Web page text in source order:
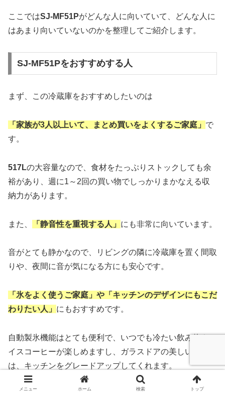
ここではSJ-MF51Pがどんな人に向いていて、どんな人に
はあまり向いていないのかを整理してご紹介します。
SJ-MF51Pをおすすめする人
まず、この冷蔵庫をおすすめしたいのは
「家族が3人以上いて、まとめ買いをよくするご家庭」 で
す。
517Lの大容量なので、食材をたっぷりストックしても余
裕があり、週に1～2回の買い物でしっかりまかなえる収
納力があります。
また、 「静音性を重視する人」 にも非常に向いています。
音がとても静かなので、リビングの隣に冷蔵庫を置く間取
りや、夜間に音が気になる方にも安心です。
「氷をよく使うご家庭」や「キッチンのデザインにもこだ
わりたい人」 にもおすすめです。
自動製氷機能はとても便利で、いつでも冷たい飲み物やア
イスコーヒーが楽しめますし、ガラスドアの美しい見た目
は、キッチンをグレードアップしてくれます。
メニュー ホーム 検索 トップ